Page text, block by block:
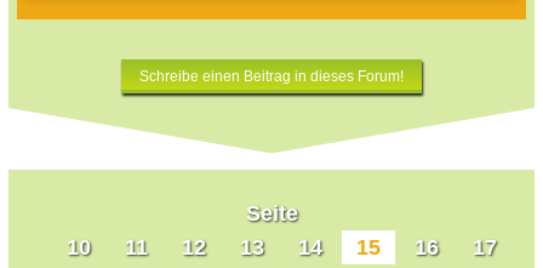
Schreibe einen Beitrag in dieses Forum!
Seite
10
11 12 13 14 15 16
17